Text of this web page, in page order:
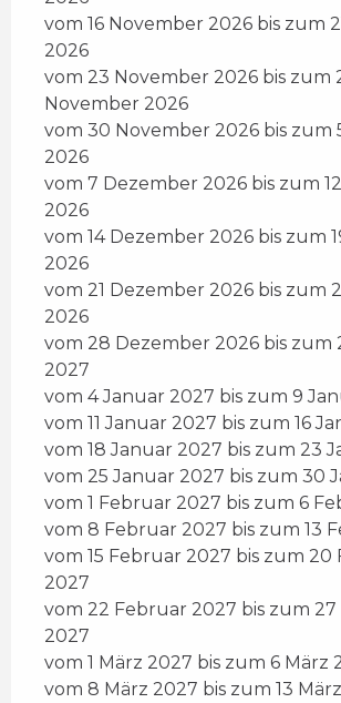
vom 16 November 2026 bis zum
2026
vom 23 November 2026 bis zum
November 2026
vom 30 November 2026 bis zum
2026
vom 7 Dezember 2026 bis zum
2026
vom 14 Dezember 2026 bis zum
2026
vom 21 Dezember 2026 bis zum
2026
vom 28 Dezember 2026 bis zum
2027
vom 4 Januar 2027 bis zum 9
vom 11 Januar 2027 bis zum 16
vom 18 Januar 2027 bis zum 23
vom 25 Januar 2027 bis zum 30
vom 1 Februar 2027 bis zum 6
vom 8 Februar 2027 bis zum 13
vom 15 Februar 2027 bis zum 20
2027
vom 22 Februar 2027 bis zum
2027
vom 1 März 2027 bis zum 6 März
vom 8 März 2027 bis zum 13